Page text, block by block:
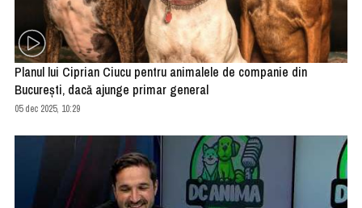
Planul lui Ciprian Ciucu pentru animalele de companie din
Bucureşti, dacă ajunge primar general
05 dec 2025, 10:29